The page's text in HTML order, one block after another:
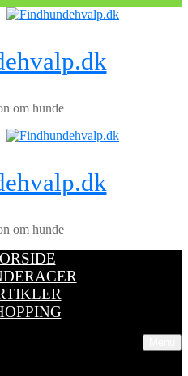
om hunde
om hunde